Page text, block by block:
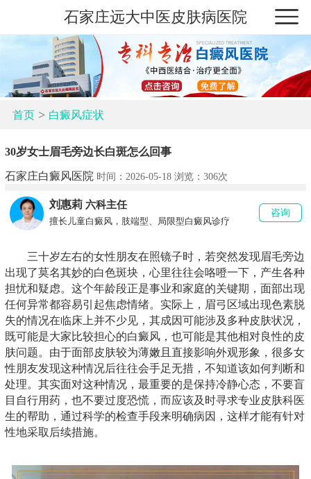
石家庄远大中医皮肤病医院
首页> 白癜风症状
30岁女士眉毛旁边长白斑怎么回事
石家庄白癜风医院 时间：2026-05-18 浏览： 306次
刘惠莉 六科主任
擅长儿童白癜风，肢端型、局限型白癜风诊疗
咨询
三十岁左右的女性朋友在照镜子时，若突然发现眉毛旁边
出现了莫名其妙的白色斑块，心里往往会咯噔一下，产生各种
担忧和疑虑。这个年龄段正是事业和家庭的关键期，面部出现
任何异常都容易引起焦虑情绪。实际上，眉弓区域出现色素脱
失的情况在临床上并不少见，其成因可能涉及多种皮肤状况，
既可能是大家比较担心的白癜风，也可能是其他相对良性的皮
肤问题。由于面部皮肤较为薄嫩且直接影响外观形象，很多女
性朋友发现这种情况后往往会手足无措，不知道该如何判断和
处理。其实面对这种情况，最重要的是保持冷静心态，不要盲
目自行用药，也不要过度恐慌，而应该及时寻求专业皮肤科医
生的帮助，通过科学的检查手段来明确病因，这样才能有针对
性地采取后续措施。